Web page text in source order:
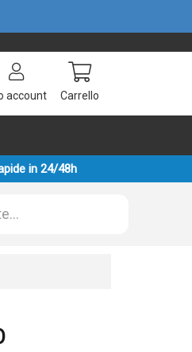
account Carrello
in 24/48h